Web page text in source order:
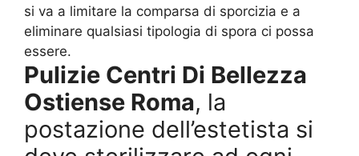
si va a limitare la comparsa di sporcizia e a
eliminare qualsiasi tipologia di spora ci possa
essere.
Pulizie Centri Di Bellezza
Ostiense Roma, la
postazione dell’estetista si